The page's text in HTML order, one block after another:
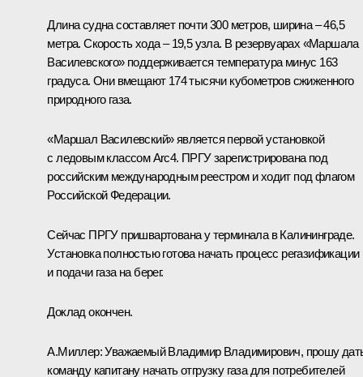
Длина судна составляет почти 300 метров, ширина – 46,5
метра. Скорость хода – 19,5 узла. В резервуарах «Маршала
Василевского» поддерживается температура минус 163
градуса. Они вмещают 174 тысячи кубометров сжиженного
природного газа.
«Маршал Василевский» является первой установкой
с ледовым классом Arc4. ПРГУ зарегистрирована под
российским международным реестром и ходит под флагом
Российской Федерации.
Сейчас ПРГУ пришвартована у терминала в Калининграде.
Установка полностью готова начать процесс регазификации
и подачи газа на берег.
Доклад окончен.
А.Миллер:Уважаемый Владимир Владимирович, прошу
команду капитану начать отгрузку газа для потребителей